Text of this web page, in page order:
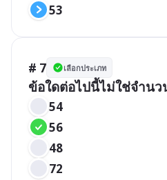
53
# 7 เลือกประเภท
ข้อใดต่อไปนี้ไม่ใช่จำน
54
56
48
72